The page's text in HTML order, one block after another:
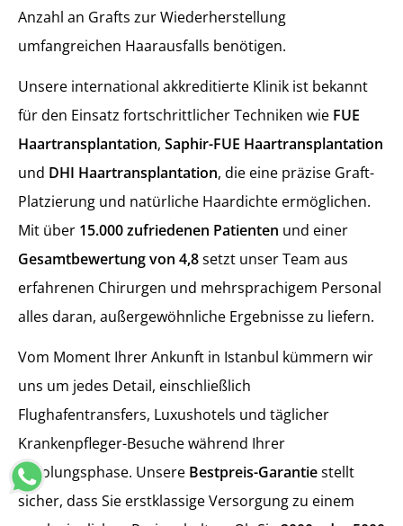
Anzahl an Grafts zur Wiederherstellung
umfangreichen Haarausfalls benötigen.
Unsere international akkreditierte Klinik ist bekannt
für den Einsatz fortschrittlicher Techniken wie FUE
Haartransplantation, Saphir-FUE Haartransplantation
und DHI Haartransplantation, die eine präzise Graft-
Platzierung und natürliche Haardichte ermöglichen.
Mit über 15.000 zufriedenen Patienten und einer
Gesamtbewertung von 4,8setzt unser Team aus
erfahrenen Chirurgen und mehrsprachigem Personal
alles daran, außergewöhnliche Ergebnisse zu liefern.
Vom Moment Ihrer Ankunft in Istanbul kümmern wir
uns um jedes Detail, einschließlich
Flughafentransfers, Luxushotels und täglicher
Krankenpfleger-Besuche während Ihrer
Erholungsphase. Unsere Bestpreis-Garantiestellt
sicher, dass Sie erstklassige Versorgung zu einem